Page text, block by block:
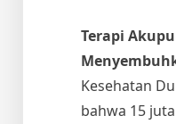
Terapi
Kesehatan
bahwa 15